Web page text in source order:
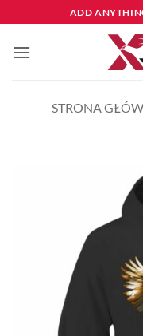
do
zawartości
ADD
STRONA